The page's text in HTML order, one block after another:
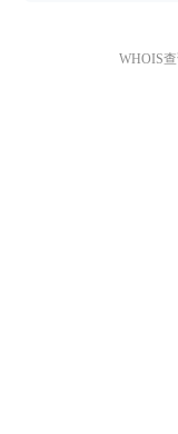
WHOIS